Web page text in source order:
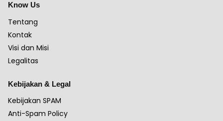
Know Us
Tentang
Kontak
Visi dan Misi
Legalitas
Kebijakan & Legal
Kebijakan SPAM
Anti-Spam Policy